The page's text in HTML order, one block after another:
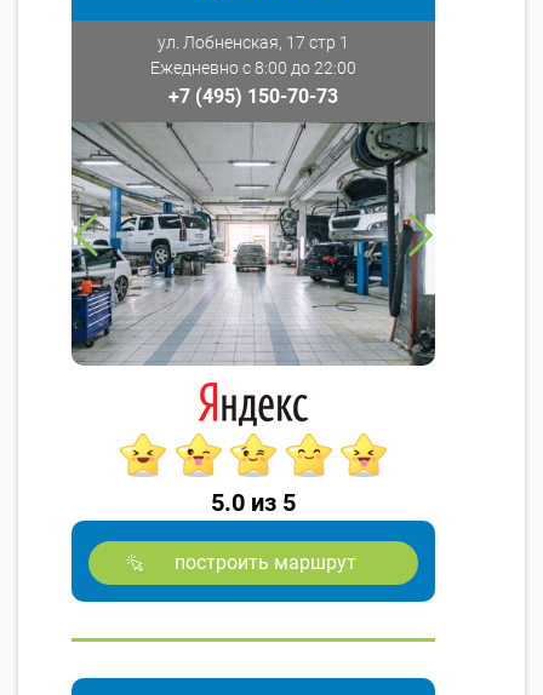
ул. Лобненская, 17 стр 1
Ежедневно с 8:00 до 22:00
+7 (495) 150-70-73
5.0 из 5
построить маршрут